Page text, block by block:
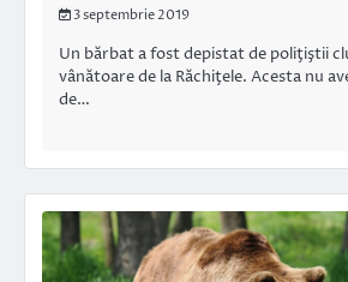
3 septembrie 2019
Un bărbat a fost depistat de poliţiştii
vânătoare de la Răchiţele. Acesta nu
de…